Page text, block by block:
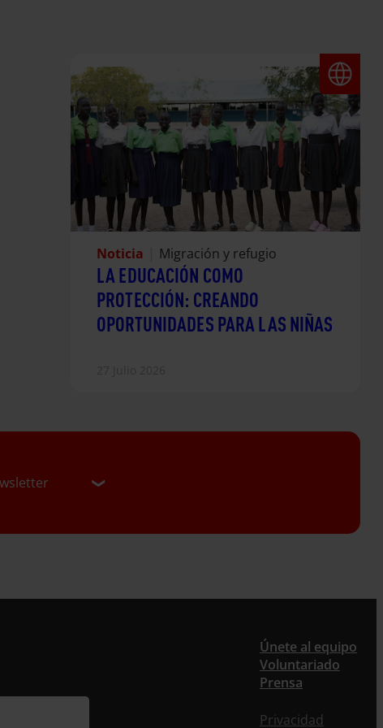
Noticia Migración y refugio
LA EDUCACIÓN COMO
PROTECCIÓN: CREANDO
OPORTUNIDADES PARA LAS NIÑAS
quieres recibir nuestra newsletter mensual y los
no dejes de completar este formulario.
instante, te daremos de alta en nuestra base de
Únete al equipo
Voluntariado
Prensa
Privacidad